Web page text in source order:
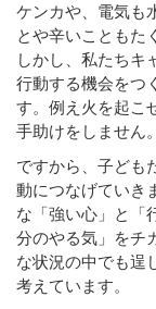
ケンカや、電気も
とや辛いこともた
しかし、私たちキ
行動する機会をつ
す。例え火を起こ
手助けをしません。
ですから、子ども
動につなげていき
な「強い心」と「
分のやる気」をチ
な状況の中でも逞
考えています。